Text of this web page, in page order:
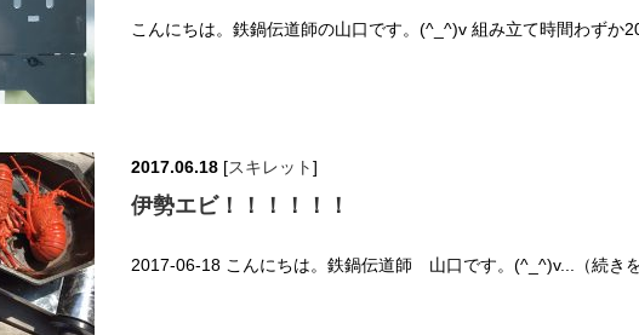
こんにちは。鉄鍋伝道師の山口です。(^_^)v 組み立て時間わずか
2017.06.18 [スキレット]
伊勢エビ！！！！！！
2017-06-18 こんにちは。鉄鍋伝道師 山口です。(^_^)v...（続きを